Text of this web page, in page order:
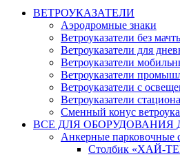
ВЕТРОУКАЗАТЕЛИ
Аэродромные знаки
Ветроуказатели без
Ветроуказатели для
Ветроуказатели
Ветроуказатели
Ветроуказатели с
Ветроуказатели
Сменный конус
ВСЕ ДЛЯ ОБОРУДОВАНИЯ
Анкерные парковочные
Столбик «ХАЙ-